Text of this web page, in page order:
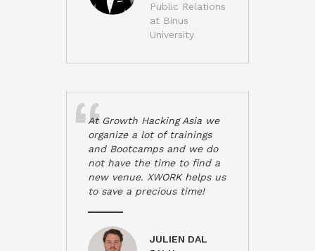
Public Relations
at Binus
University
At Growth Hacking Asia we
organize a lot of trainings
and Bootcamps and we do
not have the time to find a
new venue. XWORK helps us
to save a precious time!
JULIEN DAL